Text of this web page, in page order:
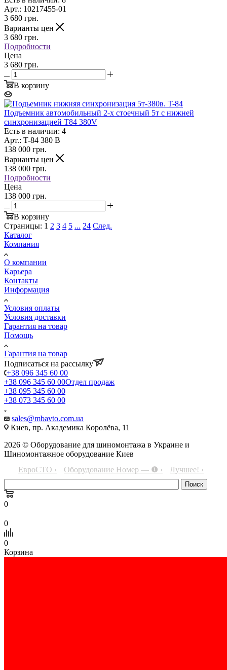
Арт.: 10217455-01
3 680 грн.
Варианты цен
3 680 грн.
Подробности
Цена
3 680 грн.
В корзину
Подъемник автомобильный 2-х стоечный 5т с нижней
синхронизацией T84 380V
Есть в наличии: 4
Арт.: T-84 380 В
138 000 грн.
Варианты цен
138 000 грн.
Подробности
Цена
138 000 грн.
В корзину
Страницы: 1 2 3 4 5 ... 24 След.
Каталог
Компания
О компании
Карьера
Контакты
Информация
Условия оплаты
Условия доставки
Гарантия на товар
Помощь
Гарантия на товар
Подписаться на рассылку
+38 096 345 60 00
+38 096 345 60 00Отдел продаж
+38 095 345 60 00
+38 073 345 60 00
sales@mbavto.com.ua
Киев, пр. Академика Королёва, 11
2026 © Оборудование для шиномонтажа в Украине и
Шиномонтажное оборудование Киев
ЕвроСТО ›
Оборудование Номер — ❶ › Лучшее! ›
0
0
0
Корзина